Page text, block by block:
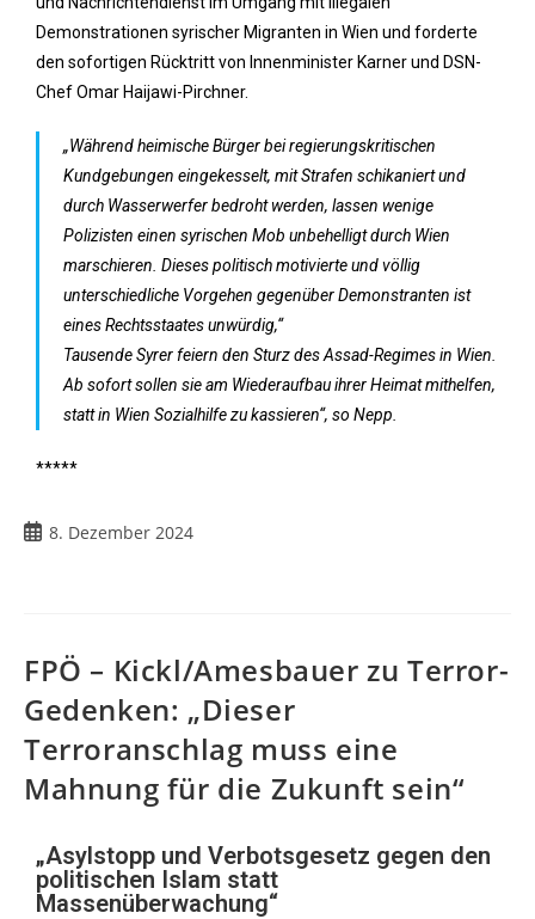
Demonstrationen syrischer Migranten in Wien und forderte
den sofortigen Rücktritt von Innenminister Karner und DSN-
Chef Omar Haijawi-Pirchner.
„Während heimische Bürger bei regierungskritischen
Kundgebungen eingekesselt, mit Strafen schikaniert und
durch Wasserwerfer bedroht werden, lassen wenige
Polizisten einen syrischen Mob unbehelligt durch Wien
marschieren. Dieses politisch motivierte und völlig
unterschiedliche Vorgehen gegenüber Demonstranten ist
eines Rechtsstaates unwürdig,“
Tausende Syrer feiern den Sturz des Assad-Regimes in Wien.
Ab sofort sollen sie am Wiederaufbau ihrer Heimat mithelfen,
statt in Wien Sozialhilfe zu kassieren“, so Nepp.
*****
8. Dezember 2024
FPÖ – Kickl/Amesbauer zu Terror-
Gedenken: „Dieser
Terroranschlag muss eine
Mahnung für die Zukunft sein“
„Asylstopp und Verbotsgesetz gegen den
politischen Islam statt
Massenüberwachung“